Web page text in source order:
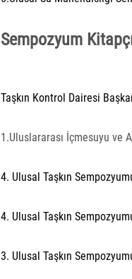
Sempozyum
Taşkın Kontrol Dairesi
1.Uluslararası İçmesuyu ve
4. Ulusal Taşkın
4. Ulusal Taşkın
3. Ulusal Taşkın